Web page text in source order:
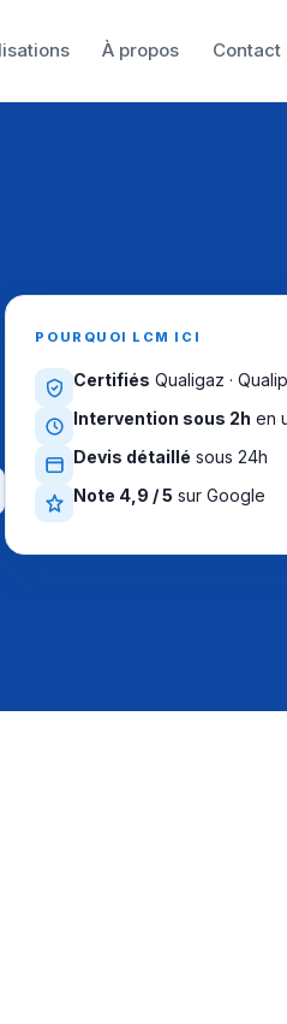
À propos Contact
POURQUOI LCM ICI
Certifiés Qualigaz ·
Intervention sous 2h en
Devis détaillé sous 24h
Note 4,9 / 5 sur Google